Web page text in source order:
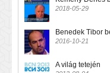
2018-05-29
Benedek Tibor
2016-10-21
A világ tetején